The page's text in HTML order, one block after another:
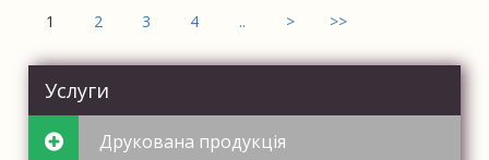
1 2 3 4 .. > >>
Услуги
Друкована продукція